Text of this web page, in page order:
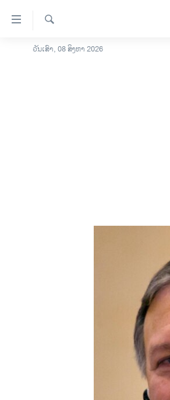
ລິ້ງ
ສຳຫລັບ
ໂຮມເພຈ
ຄົ້ນຫາ
ວັນເສົາ, 08 ສິງຫາ 2026